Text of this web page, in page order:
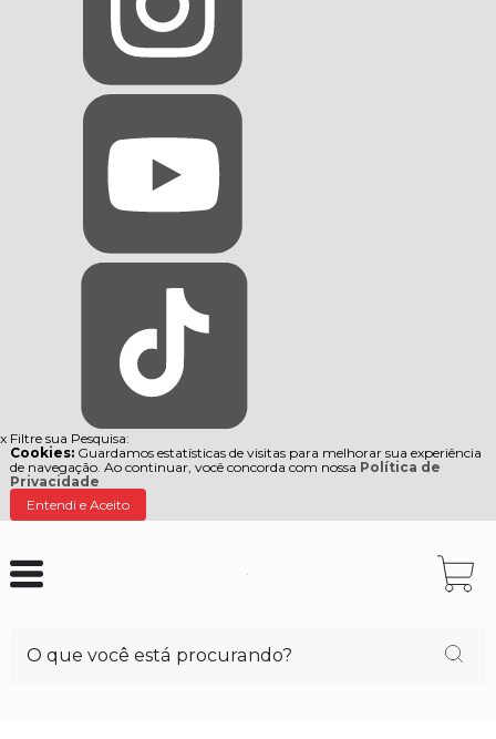
x Filtre sua Pesquisa:
Cookies: Guardamos estatísticas de visitas para melhorar sua experiência
de navegação. Ao continuar, você concorda com nossa Política de
Privacidade
Entendi e Aceito